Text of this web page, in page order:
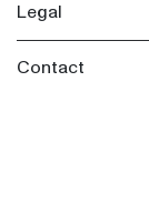
Legal
Contact